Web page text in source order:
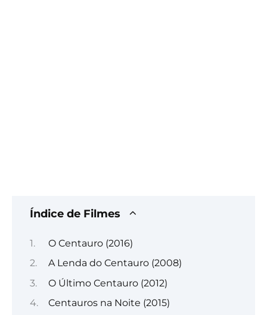
Índice de Filmes
O Centauro (2016)
A Lenda do Centauro (2008)
O Último Centauro (2012)
Centauros na Noite (2015)